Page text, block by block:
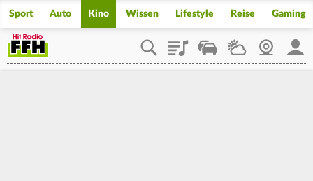
Sport Auto Kino Wissen Lifestyle Reise Gaming
PlaylistStaupilotWetterWebcam